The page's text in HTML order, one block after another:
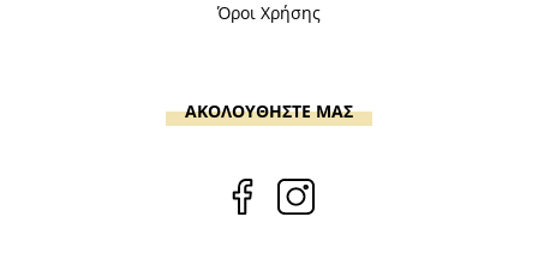
Όροι Χρήσης
ΑΚΟΛΟΥΘΗΣΤΕ ΜΑΣ